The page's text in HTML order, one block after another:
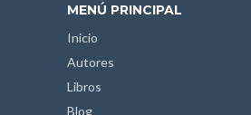
MENÚ PRINCIPAL
Inicio
Autores
Libros
Blog